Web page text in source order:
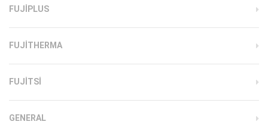
FUJIPLUS
FUJITHERMA
FUJITSI
GENERAL